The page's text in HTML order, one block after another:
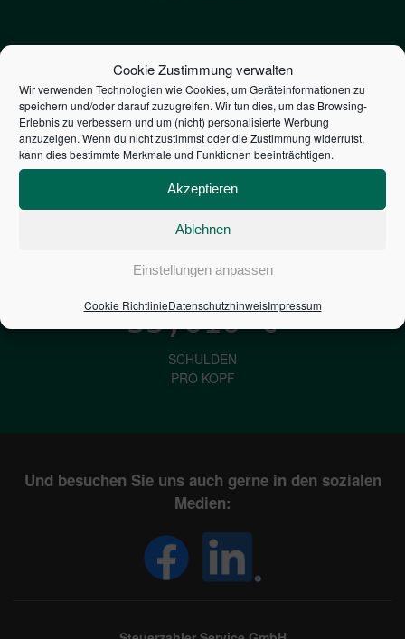
Cookie Zustimmung verwalten
Wir verwenden Technologien wie Cookies, um Geräteinformationen zu
speichern und/oder darauf zuzugreifen. Wir tun dies, um das Browsing-
Erlebnis zu verbessern und um (nicht) personalisierte Werbung
anzuzeigen. Wenn du nicht zustimmst oder die Zustimmung widerrufst,
kann dies bestimmte Merkmale und Funktionen beeinträchtigen.
Akzeptieren
Ablehnen
Einstellungen anpassen
Cookie RichtlinieDatenschutzhinweisImpressum
1,601€
ZINSEN
PRO SEKUNDE
2,805,839,496,530
STAATSVERSCHULDUNG
33,616€
SCHULDEN
PRO KOPF
Und besuchen Sie uns auch gerne in den sozialen
Medien: